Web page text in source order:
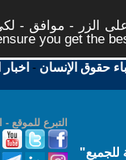
الزر - موافق -
you get the
حقوق الإنسان -
التبرع للموقع -
"